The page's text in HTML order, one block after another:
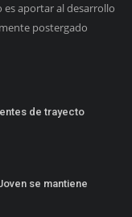
aportar al desarrollo
postergado
de trayecto
se mantiene